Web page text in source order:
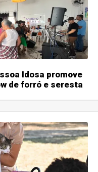
Idosa promove
de forró e seresta